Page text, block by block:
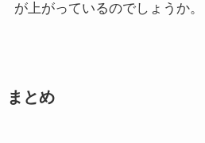
が上がっているのでしょうか。
まとめ